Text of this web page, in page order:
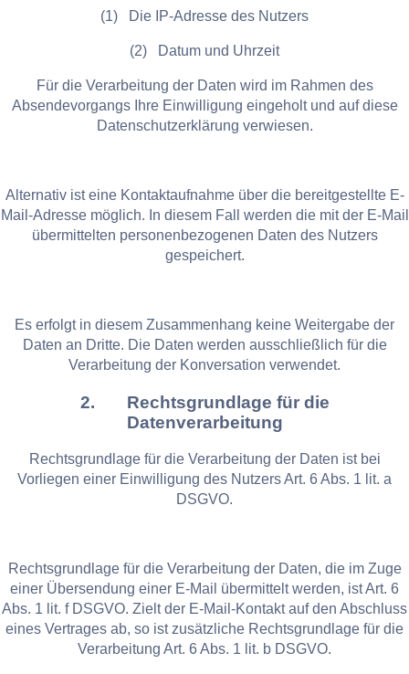
(1) Die IP-Adresse des Nutzers
(2) Datum und Uhrzeit
Für die Verarbeitung der Daten wird im Rahmen des
Absendevorgangs Ihre Einwilligung eingeholt und auf diese
Datenschutzerklärung verwiesen.
Alternativ ist eine Kontaktaufnahme über die bereitgestellte E-
Mail-Adresse möglich. In diesem Fall werden die mit der E-Mail
übermittelten personenbezogenen Daten des Nutzers
gespeichert.
Es erfolgt in diesem Zusammenhang keine Weitergabe der
Daten an Dritte. Die Daten werden ausschließlich für die
Verarbeitung der Konversation verwendet.
2. Rechtsgrundlage für die
Datenverarbeitung
Rechtsgrundlage für die Verarbeitung der Daten ist bei
Vorliegen einer Einwilligung des Nutzers Art. 6 Abs. 1 lit. a
DSGVO.
Rechtsgrundlage für die Verarbeitung der Daten, die im Zuge
einer Übersendung einer E-Mail übermittelt werden, ist Art. 6
Abs. 1 lit. f DSGVO. Zielt der E-Mail-Kontakt auf den Abschluss
eines Vertrages ab, so ist zusätzliche Rechtsgrundlage für die
Verarbeitung Art. 6 Abs. 1 lit. b DSGVO.